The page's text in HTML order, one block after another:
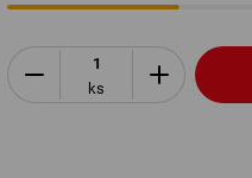
ks